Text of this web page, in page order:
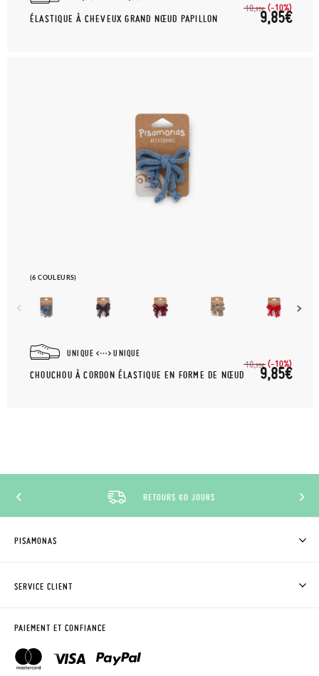
ÉLASTIQUE À CHEVEUX GRAND NŒUD PAPILLON
10,95€ (-10%)
9,85€
(6 COULEURS)
UNIQUE UNIQUE
CHOUCHOU À CORDON ÉLASTIQUE EN FORME DE NŒUD
10,95€ (-10%)
9,85€
RETOURS 60 JOURS
PISAMONAS
CLUB PISAMONAS
BLOG & NEWS
AVIS LÉGAL, CONFIDENCIALITÉ ET COOKIES
SERVICE CLIENT
DEMANDER RETOUR
CONTACT
HORAIRES
PAIEMENT ET CONFIANCE